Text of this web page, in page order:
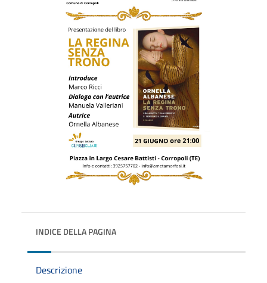
INDICE DELLA PAGINA
Descrizione